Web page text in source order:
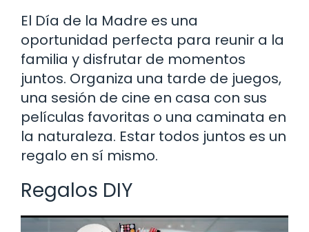
El Día de la Madre es una
oportunidad perfecta para reunir a la
familia y disfrutar de momentos
juntos. Organiza una tarde de juegos,
una sesión de cine en casa con sus
películas favoritas o una caminata en
la naturaleza. Estar todos juntos es un
regalo en sí mismo.
Regalos DIY